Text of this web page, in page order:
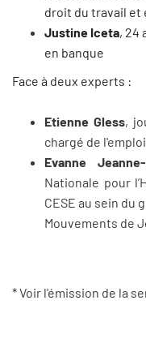
droit du travail
Justine Iceta, 24
en banque
Face à deux experts :
Etienne Gless,
chargé de
Evanne Jeanne-
Nationale pour
CESE au sein du
Mouvements de
* Voir l'émission de la